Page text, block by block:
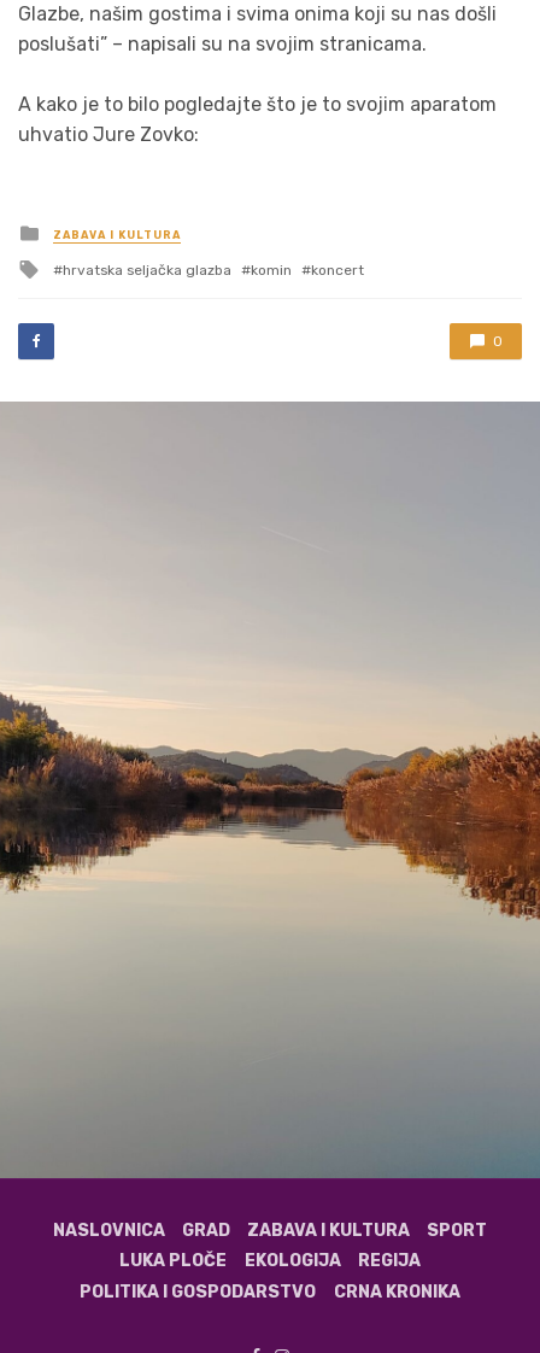
Glazbe, našim gostima i svima onima koji su nas došli
poslušati” – napisali su na svojim stranicama.
A kako je to bilo pogledajte što je to svojim aparatom
uhvatio Jure Zovko:
Posted
in
ZABAVA I KULTURA
Tagged
hrvatska seljačka glazba komin koncert
0
NASLOVNICA GRAD ZABAVA I KULTURA
SPORT
LUKA PLOČE
EKOLOGIJA
REGIJA
POLITIKA I GOSPODARSTVO
CRNA KRONIKA